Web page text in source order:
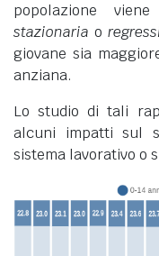
popolazione
stazionaria o
giovane sia
anziana.
Lo studio di tali
alcuni impatti sul
sistema lavorativo o